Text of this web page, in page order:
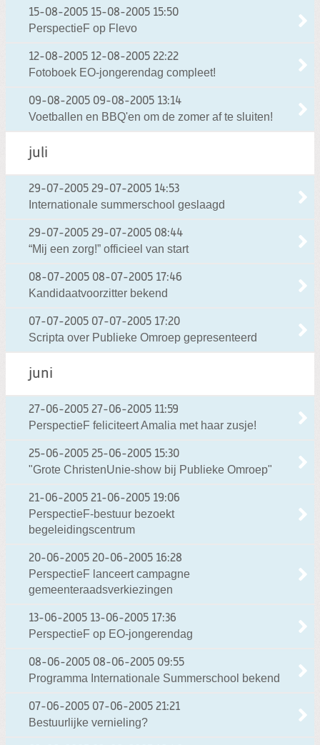
15-08-2005 15-08-2005 15:50
PerspectieF op Flevo
12-08-2005 12-08-2005 22:22
Fotoboek EO-jongerendag compleet!
09-08-2005 09-08-2005 13:14
Voetballen en BBQ'en om de zomer af te sluiten!
juli
29-07-2005 29-07-2005 14:53
Internationale summerschool geslaagd
29-07-2005 29-07-2005 08:44
“Mij een zorg!” officieel van start
08-07-2005 08-07-2005 17:46
Kandidaatvoorzitter bekend
07-07-2005 07-07-2005 17:20
Scripta over Publieke Omroep gepresenteerd
juni
27-06-2005 27-06-2005 11:59
PerspectieF feliciteert Amalia met haar zusje!
25-06-2005 25-06-2005 15:30
"Grote ChristenUnie-show bij Publieke Omroep"
21-06-2005 21-06-2005 19:06
PerspectieF-bestuur bezoekt
begeleidingscentrum
20-06-2005 20-06-2005 16:28
PerspectieF lanceert campagne
gemeenteraadsverkiezingen
13-06-2005 13-06-2005 17:36
PerspectieF op EO-jongerendag
08-06-2005 08-06-2005 09:55
Programma Internationale Summerschool bekend
07-06-2005 07-06-2005 21:21
Bestuurlijke vernieling?